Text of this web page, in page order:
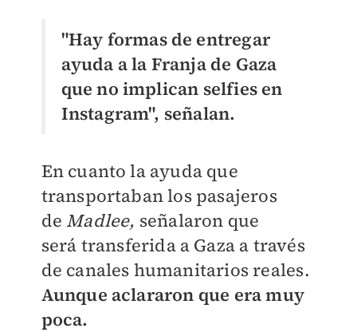
"Hay formas de entregar
ayuda a la Franja de Gaza
que no implican selfies en
Instagram", señalan.
En cuanto la ayuda que
transportaban los pasajeros
de Madlee, señalaron que
será transferida a Gaza a través
de canales humanitarios reales.
Aunque aclararon que era muy
poca.